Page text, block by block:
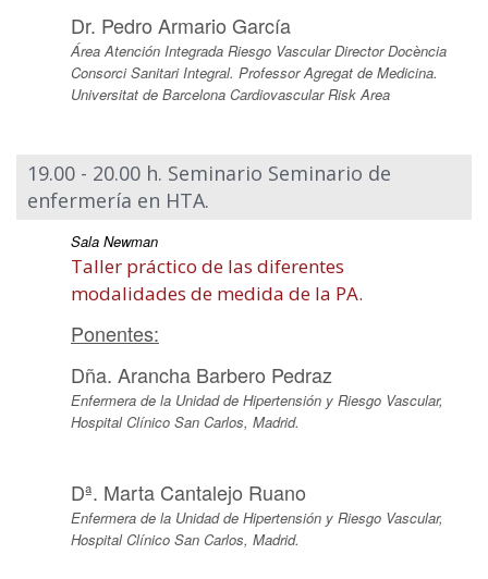
Dr. Pedro Armario García
Área Atención Integrada Riesgo Vascular Director Docència
Consorci Sanitari Integral. Professor Agregat de Medicina.
Universitat de Barcelona Cardiovascular Risk Area
19.00 - 20.00 h. Seminario Seminario de
enfermería en HTA.
Sala Newman
Taller práctico de las diferentes
modalidades de medida de la PA.
Ponentes:
Dña. Arancha Barbero Pedraz
Enfermera de la Unidad de Hipertensión y Riesgo Vascular,
Hospital Clínico San Carlos, Madrid.
Dª. Marta Cantalejo Ruano
Enfermera de la Unidad de Hipertensión y Riesgo Vascular,
Hospital Clínico San Carlos, Madrid.